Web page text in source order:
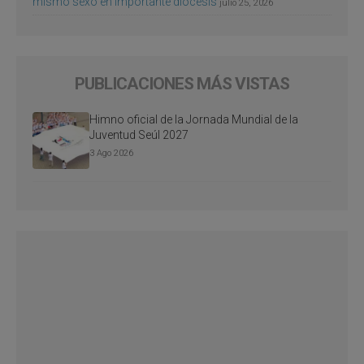
julio 25, 2026
PUBLICACIONES MÁS VISTAS
Himno oficial de la Jornada Mundial de la
Juventud Seúl 2027
3 Ago 2026